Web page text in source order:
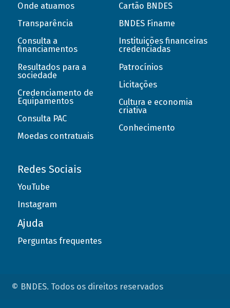
Onde atuamos
Transparência
Consulta a
financiamentos
Resultados para a
sociedade
Credenciamento de
Equipamentos
Consulta PAC
Moedas contratuais
Cartão BNDES
BNDES Finame
Instituições financeiras
credenciadas
Patrocínios
Licitações
Cultura e economia
criativa
Conhecimento
Redes Sociais
YouTube
Instagram
Ajuda
Perguntas frequentes
© BNDES. Todos os direitos reservados